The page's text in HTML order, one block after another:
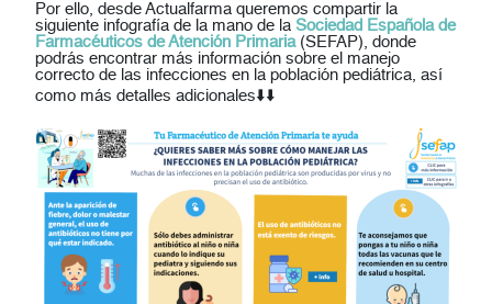
Por ello, desde Actualfarma queremos compartir la
siguiente infografía de la mano de la Sociedad Española de
Farmacéuticos de Atención Primaria(SEFAP), donde
podrás encontrar más información sobre el manejo
correcto de las infecciones en la población pediátrica, así
como más detalles adicionales⬇️⬇️